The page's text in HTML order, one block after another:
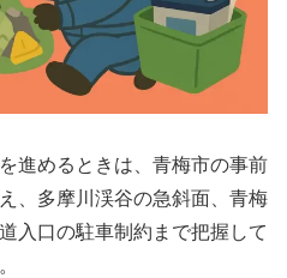
進めるときは、青梅市の事前
、多摩川渓谷の急斜面、青梅
入口の駐車制約まで把握して